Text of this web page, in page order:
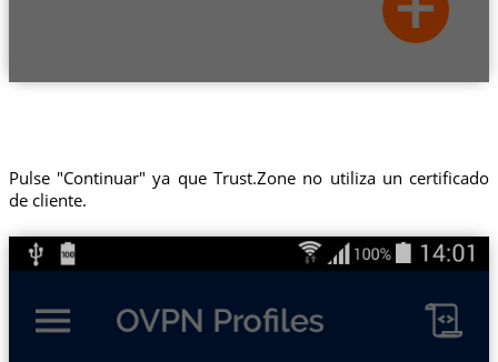
Pulse "Continuar" ya que Trust.Zone no utiliza un certificado
de cliente.